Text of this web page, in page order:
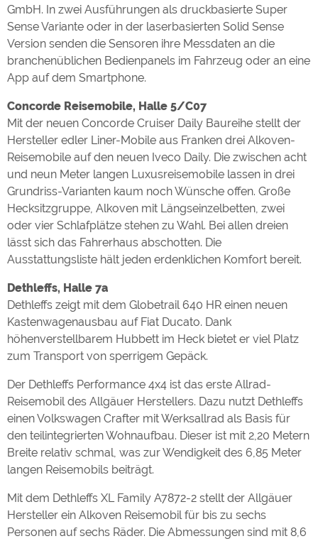
GmbH. In zwei Ausführungen als druckbasierte Super
Sense Variante oder in der laserbasierten Solid Sense
Version senden die Sensoren ihre Messdaten an die
branchenüblichen Bedienpanels im Fahrzeug oder an eine
App auf dem Smartphone.
Concorde Reisemobile, Halle 5/C07
Mit der neuen Concorde Cruiser Daily Baureihe stellt der
Hersteller edler Liner-Mobile aus Franken drei Alkoven-
Reisemobile auf den neuen Iveco Daily. Die zwischen acht
und neun Meter langen Luxusreisemobile lassen in drei
Grundriss-Varianten kaum noch Wünsche offen. Große
Hecksitzgruppe, Alkoven mit Längseinzelbetten, zwei
oder vier Schlafplätze stehen zu Wahl. Bei allen dreien
lässt sich das Fahrerhaus abschotten. Die
Ausstattungsliste hält jeden erdenklichen Komfort bereit.
Dethleffs, Halle 7a
Dethleffs zeigt mit dem Globetrail 640 HR einen neuen
Kastenwagenausbau auf Fiat Ducato. Dank
höhenverstellbarem Hubbett im Heck bietet er viel Platz
zum Transport von sperrigem Gepäck.
Der Dethleffs Performance 4x4 ist das erste Allrad-
Reisemobil des Allgäuer Herstellers. Dazu nutzt Dethleffs
einen Volkswagen Crafter mit Werksallrad als Basis für
den teilintegrierten Wohnaufbau. Dieser ist mit 2,20 Metern
Breite relativ schmal, was zur Wendigkeit des 6,85 Meter
langen Reisemobils beiträgt.
Mit dem Dethleffs XL Family A7872-2 stellt der Allgäuer
Hersteller ein Alkoven Reisemobil für bis zu sechs
Personen auf sechs Räder. Die Abmessungen sind mit 8,6